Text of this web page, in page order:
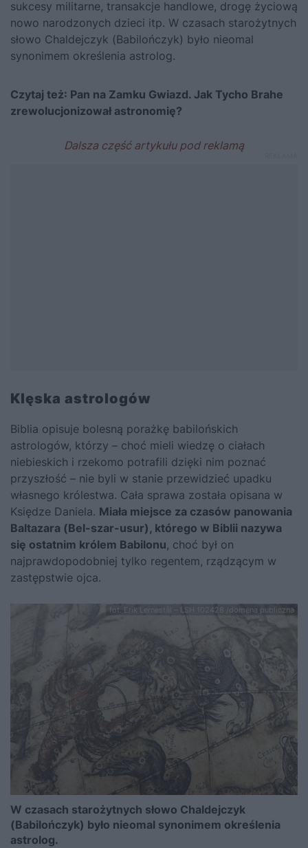
sukcesy militarne, transakcje handlowe, drogę życiową
nowo narodzonych dzieci itp. W czasach starożytnych
słowo Chaldejczyk (Babilończyk) było nieomal
synonimem określenia astrolog.
Czytaj też: Pan na Zamku Gwiazd. Jak Tycho Brahe
zrewolucjonizował astronomię?
Klęska astrologów
Biblia opisuje bolesną porażkę babilońskich
astrologów, którzy – choć mieli wiedzę o ciałach
niebieskich i rzekomo potrafili dzięki nim poznać
przyszłość – nie byli w stanie przewidzieć upadku
własnego królestwa. Cała sprawa została opisana w
Księdze Daniela. Miała miejsce za czasów panowania
Baltazara (Bel-szar-usur), którego w Biblii nazywa
się ostatnim królem Babilonu, choć był on
najprawdopodobniej tylko regentem, rządzącym w
zastępstwie ojca.
fot. Erik Lernestål – LSH 102428 /domena publiczna
W czasach starożytnych słowo Chaldejczyk
(Babilończyk) było nieomal synonimem określenia
astrolog.